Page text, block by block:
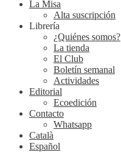
La Misa
Alta suscripción
Librería
¿Quiénes somos?
La tienda
El Club
Boletín semanal
Actividades
Editorial
Ecoedición
Contacto
Whatsapp
Català
Español